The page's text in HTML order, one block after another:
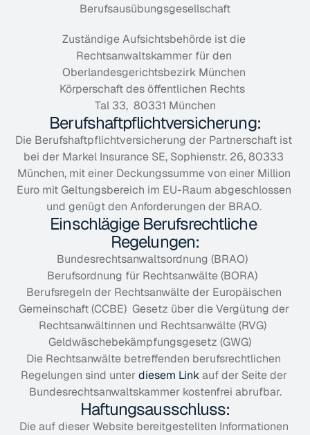
Berufsausübungsgesellschaft
Zuständige Aufsichtsbehörde ist die
Rechtsanwaltskammer für den
Oberlandesgerichtsbezirk München
Körperschaft des öffentlichen Rechts
Tal 33,  80331 München
Berufshaftpflichtversicherung:
Die Berufshaftpflichtversicherung der Partnerschaft ist
bei der Markel Insurance SE, Sophienstr. 26, 80333
München, mit einer Deckungssumme von einer Million
Euro mit Geltungsbereich im EU-Raum abgeschlossen
und genügt den Anforderungen der BRAO.
Einschlägige Berufsrechtliche
Regelungen:
Bundesrechtsanwaltsordnung (BRAO)
Berufsordnung für Rechtsanwälte (BORA)
Berufsregeln der Rechtsanwälte der Europäischen
Gemeinschaft (CCBE)  Gesetz über die Vergütung der
Rechtsanwältinnen und Rechtsanwälte (RVG)
Geldwäschebekämpfungsgesetz (GWG)
Die Rechtsanwälte betreffenden berufsrechtlichen
Regelungen sind unter diesem Link auf der Seite der
Bundesrechtsanwaltskammer kostenfrei abrufbar.
Haftungsausschluss:
Die auf dieser Website bereitgestellten Informationen